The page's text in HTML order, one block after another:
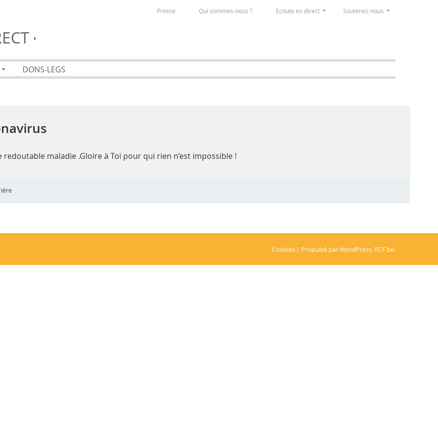
Soutenez-nous
Ecoute en direct
Qui sommes-nous ?
Presse
DONS-LEGS
maladie .Gloire à Toi pour qui rien n’est impossible !
Cookies | Propulsé parWordPress RCF.be.